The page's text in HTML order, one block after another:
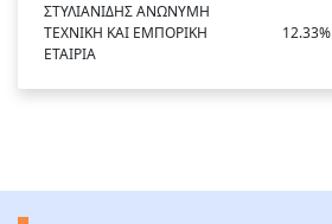
ΣΤΥΛΙΑΝΙΔΗΣ ΑΝΩΝΥΜΗ
ΤΕΧΝΙΚΗ ΚΑΙ ΕΜΠΟΡΙΚΗ
ΕΤΑΙΡΙΑ
12.33%